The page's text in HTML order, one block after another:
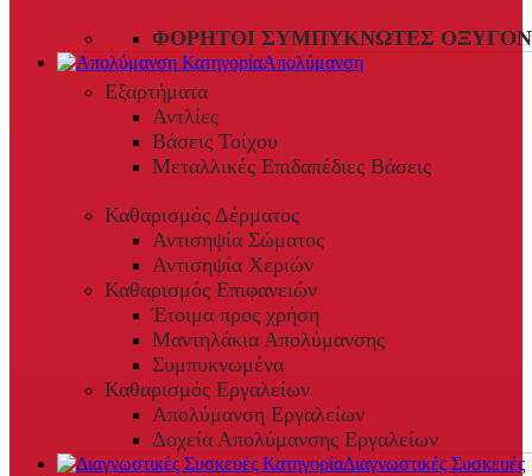
ΦΟΡΗΤΟΊ ΣΥΜΠΥΚΝΩΤΈΣ
Απολύμανση
Εξαρτήματα
Αντλίες
Βάσεις Τοίχου
Μεταλλικές Επιδαπέδιες Βάσεις
Καθαρισμός Δέρματος
Αντισηψία Σώματος
Αντισηψία Χεριών
Καθαρισμός Επιφανειών
Έτοιμα προς χρήση
Μαντηλάκια Απολύμανσης
Συμπυκνωμένα
Καθαρισμός Εργαλείων
Απολύμανση Εργαλείων
Δοχεία Απολύμανσης Εργαλείων
Διαγνωστικές Συσκευές